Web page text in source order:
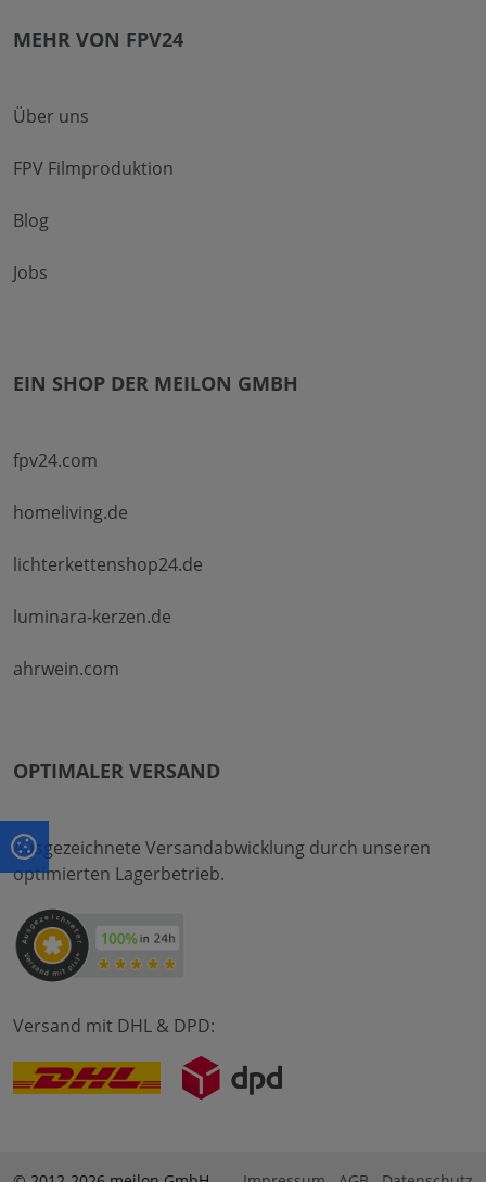
MEHR VON FPV24
Über uns
FPV Filmproduktion
Blog
Jobs
EIN SHOP DER MEILON GMBH
fpv24.com
homeliving.de
lichterkettenshop24.de
luminara-kerzen.de
ahrwein.com
OPTIMALER VERSAND
Ausgezeichnete Versandabwicklung durch unseren
optimierten Lagerbetrieb.
Versand mit DHL & DPD: